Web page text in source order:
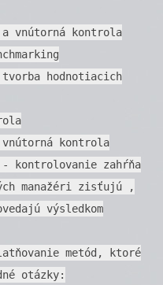
vnútorná kontrola
hodnotiacich
vnútorná kontrola
- kontrolovanie zahŕňa
manažéri zisťujú ,
výsledkom
metód, ktoré
otázky: